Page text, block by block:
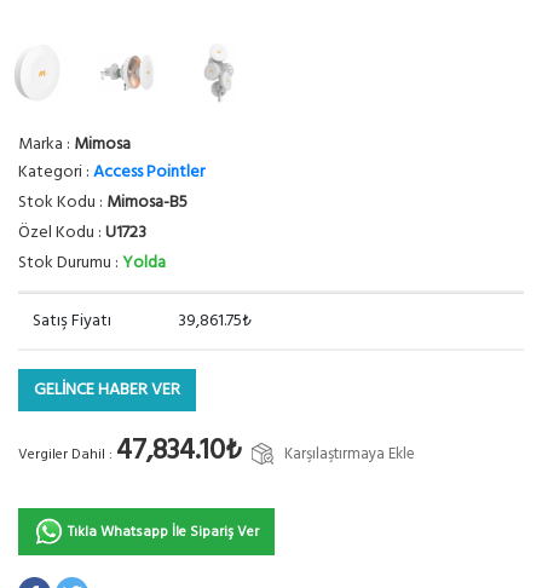
Marka : Mimosa
Kategori :Access Pointler
Stok Kodu : Mimosa-B5
Özel Kodu :U1723
Stok Durumu :Yolda
Satış Fiyatı 39,861.75₺
GELİNCE HABER VER
Vergiler Dahil : 47,834.10₺ Karşılaştırmaya Ekle
Tıkla Whatsapp İle Sipariş Ver